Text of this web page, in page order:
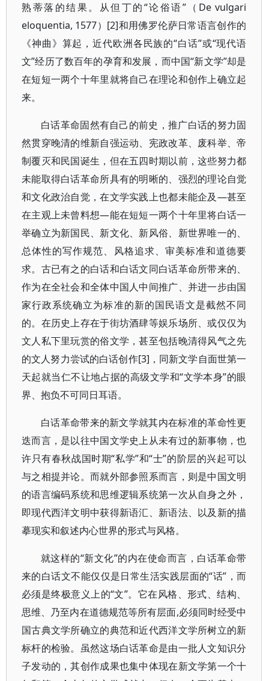
熟蒂落的结果。从但丁的“论俗语”（De vulgari
eloquentia, 1577）[2]和用佛罗伦萨日常语言创作的
《神曲》算起，近代欧洲各民族的“白话”或“现代语
文”经历了数百年的孕育和发展，而中国“新文学”却是
在短短一两个十年里就将自己在理论和创作上确立起
来。
白话革命固然有自己的前史，推广白话的努力固
然贯穿晚清的维新自强运动、宪政改革、废科举、帝
制覆灭和民国诞生，但在五四时期以前，这些努力都
未能取得白话革命所具有的明晰的、强烈的理论自觉
和文化政治自觉，在文学实践上也都未能企及—甚至
在主观上未曾料想—能在短短一两个十年里将白话一
举确立为新国民、新文化、新风俗、新世界唯一的、
总体性的写作规范、风格追求、审美标准和道德要
求。古已有之的白话和白话文同白话革命所带来的、
作为在全社会和全体中国人中间推广、并进一步由国
家行政系统确立为标准的新的国民语文是截然不同
的。在历史上存在于街坊酒肆等娱乐场所、或仅仅为
文人私下里玩赏的俗文学，甚至包括晚清得风气之先
的文人努力尝试的白话创作[3]，同新文学自面世第一
天起就当仁不让地占据的高级文学和“文学本身”的眼
界、抱负不可同日耳语。
白话革命带来的新文学就其内在标准的革命性更
迭而言，是以往中国文学史上从未有过的新事物，也
许只有春秋战国时期“私学”和“士”的阶层的兴起可以
与之相提并论。而就外部参照系而言，则是中国文明
的语言编码系统和思维逻辑系统第一次从自身之外，
即现代西洋文明中获得新语汇、新语法、以及新的描
摹现实和叙述内心世界的形式与风格。
就这样的“新文化”的内在使命而言，白话革命带
来的白话文不能仅仅是日常生活实践层面的“话”，而
必须是终极意义上的“文”。它在风格、形式、结构、
思维、乃至内在道德规范等所有层面,必须同时经受中
国古典文学所确立的典范和近代西洋文学所树立的新
标杆的检验。虽然这场白话革命是由一批人文知识分
子发动的，其创作成果也集中体现在新文学第一个十